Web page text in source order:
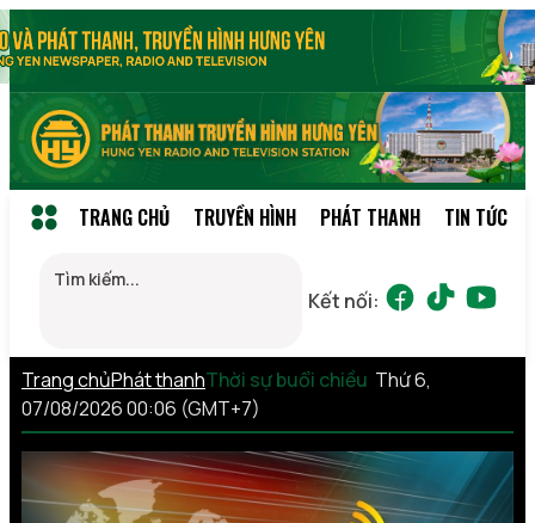
TRANG CHỦ TRUYỀN HÌNH PHÁT THANH TIN TỨC
Kết nối:
Trang chủPhát thanhThời sự buổi chiều Thứ 6,
07/08/2026 00:06 (GMT+7)